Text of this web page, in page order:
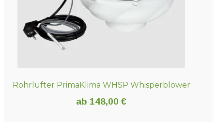
gewählt
werden
Rohrlüfter PrimaKlima WHSP Whisperblower
ab 148,00€